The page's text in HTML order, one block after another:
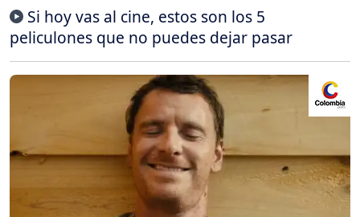
Si hoy vas al cine, estos son los 5
peliculones que no puedes dejar pasar